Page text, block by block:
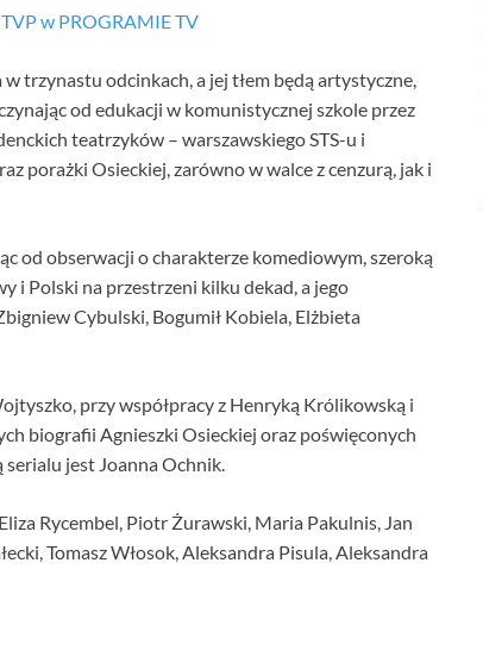
w PROGRAMIE TV
trzynastu odcinkach, a jej tłem będą artystyczne,
od edukacji w komunistycznej szkole przez
teatrzyków – warszawskiego STS-u i
porażki Osieckiej, zarówno w walce z cenzurą, jak i
od obserwacji o charakterze komediowym, szeroką
i Polski na przestrzeni kilku dekad, a jego
Cybulski, Bogumił Kobiela, Elżbieta
przy współpracy z Henryką Królikowską i
biografii Agnieszki Osieckiej oraz poświęconych
jest Joanna Ochnik.
Rycembel, Piotr Żurawski, Maria Pakulnis, Jan
Tomasz Włosok, Aleksandra Pisula, Aleksandra